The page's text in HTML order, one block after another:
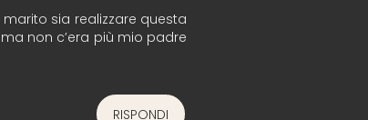
sia realizzare questa
non c’era più mio padre
RISPONDI